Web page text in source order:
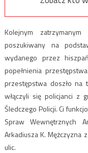
Kolejnym
poszukiwany na
wydanego przez
popełnienia
przestępstwa doszło na
włączyli się policjanci z
Śledczego Policji. Ci
Spraw Wewnętrznych
Arkadiusza K. Mężczyzna
ulic.